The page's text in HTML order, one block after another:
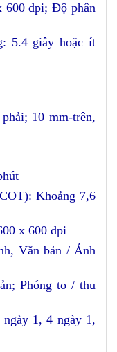
600 dpi; Độ phân
5.4 giây hoặc ít
10 mm-trên,
Khoảng 7,6
x 600 dpi
Văn bản / Ảnh
Phóng to / thu
1, 4 ngày 1,